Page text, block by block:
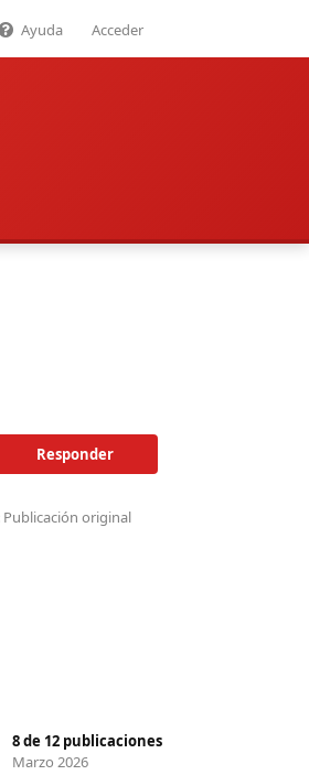
Ayuda Acceder
Responder
Publicación original
8de 12 publicaciones
Marzo 2026